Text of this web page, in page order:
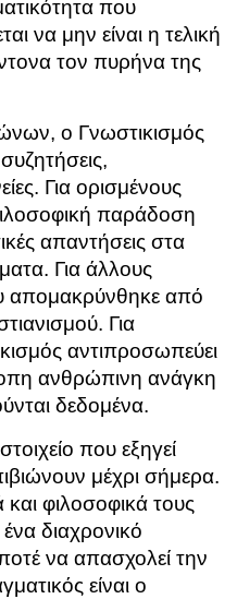
που
να μην είναι η τελική
τον πυρήνα της
ο Γνωστικισμός
Για ορισμένους
παράδοση
απαντήσεις στα
Για άλλους
απομακρύνθηκε από
Για
αντιπροσωπεύει
ανθρώπινη ανάγκη
δεδομένα.
που εξηγεί
μέχρι σήμερα.
φιλοσοφικά τους
διαχρονικό
να απασχολεί την
είναι ο